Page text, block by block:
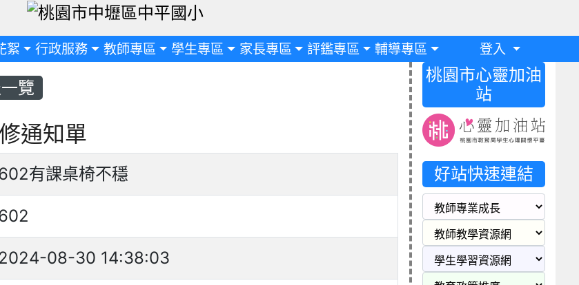
絮 行政服務 教師專區 學生專區 家長專區 評鑑專區 輔導專區 登入
覽
通知單
有課桌椅不穩
08-30 14:38:03
桃園市心靈加油
站
好站快速連結